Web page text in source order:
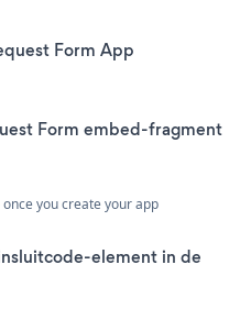
Form App
Form embed-fragment
you create your app
element in de